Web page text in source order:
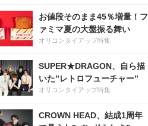
お値段そのまま45％増量！フ
ァミマ夏の大盤振る舞い
オリコンタイアップ特集
SUPER★DRAGON、自ら描
いた”レトロフューチャー”
オリコンタイアップ特集
CROWN HEAD、結成1周年